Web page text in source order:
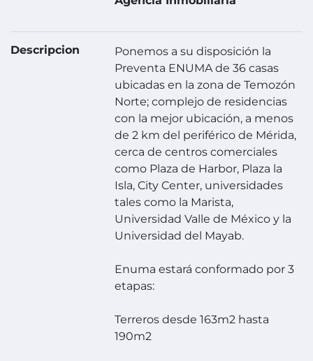
Descripcion
Ponemos a su disposición la
Preventa ENUMA de 36 casas
ubicadas en la zona de Temozón
Norte; complejo de residencias
con la mejor ubicación, a menos
de 2 km del periférico de Mérida,
cerca de centros comerciales
como Plaza de Harbor, Plaza la
Isla, City Center, universidades
tales como la Marista,
Universidad Valle de México y la
Universidad del Mayab.
Enuma estará conformado por 3
etapas:
Terreros desde 163m2 hasta
190m2